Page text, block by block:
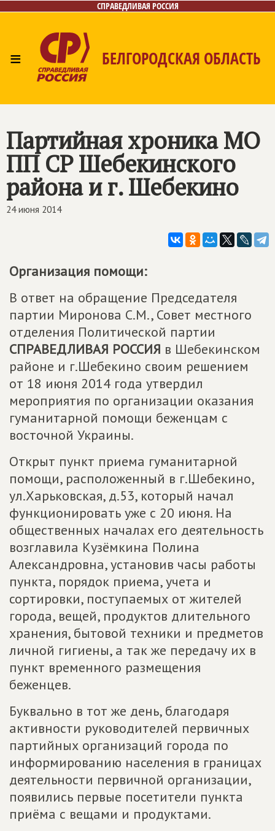
СПРАВЕДЛИВАЯ РОССИЯ
≡ БЕЛГОРОДСКАЯ ОБЛАСТЬ
Партийная хроника МО
ПП СР Шебекинского
района и г. Шебекино
24 июня 2014
Организация помощи:
В ответ на обращение Председателя
партии Миронова С.М., Совет местного
отделения Политической партии
СПРАВЕДЛИВАЯ РОССИЯ в Шебекинском
районе и г.Шебекино своим решением
от 18 июня 2014 года утвердил
мероприятия по организации оказания
гуманитарной помощи беженцам с
восточной Украины.
Открыт пункт приема гуманитарной
помощи, расположенный в г.Шебекино,
ул.Харьковская, д.53, который начал
функционировать уже с 20 июня. На
общественных началах его деятельность
возглавила Кузёмкина Полина
Александровна, установив часы работы
пункта, порядок приема, учета и
сортировки, поступаемых от жителей
города, вещей, продуктов длительного
хранения, бытовой техники и предметов
личной гигиены, а так же передачу их в
пункт временного размещения
беженцев.
Буквально в тот же день, благодаря
активности руководителей первичных
партийных организаций города по
информированию населения в границах
деятельности первичной организации,
появились первые посетители пункта
приёма с вещами и продуктами.